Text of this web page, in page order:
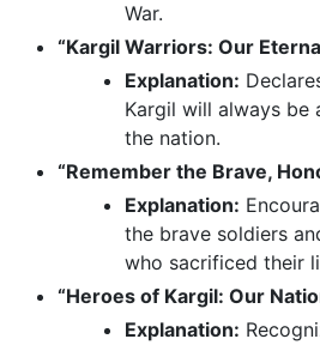
War.
“Kargil Warriors: Our
Explanation:
Kargil will always
the nation.
“Remember the Brave,
Explanation:
the brave soldiers
who sacrificed their
“Heroes of Kargil: Our
Explanation: